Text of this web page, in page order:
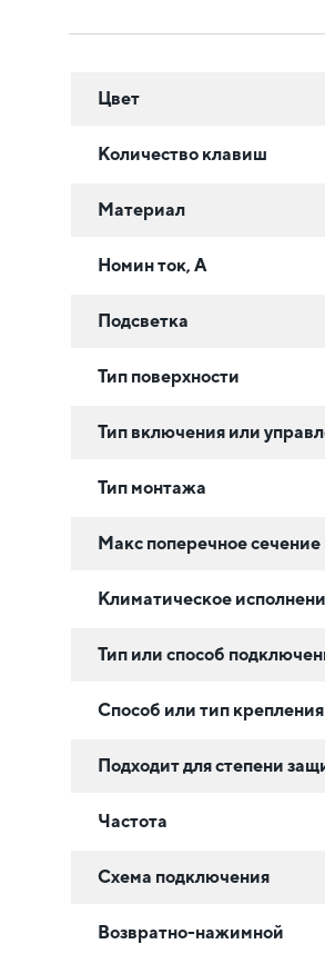
Цвет
Количество клавиш
Материал
Номин ток, А
Подсветка
Тип поверхности
Тип включения или
Тип монтажа
Макс поперечное
Климатическое
Тип или способ
Способ или тип крепления
Подходит для степени
Частота
Схема подключения
Возвратно-нажимной